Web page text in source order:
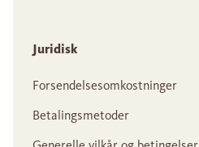
Juridisk
Forsendelsesomkostninger
Betalingsmetoder